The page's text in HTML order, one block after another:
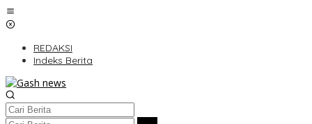
Lewati
ke
REDAKSI
Indeks Berita